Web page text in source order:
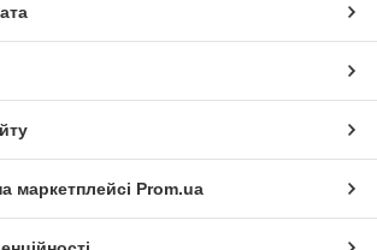
маркетплейсі Prom.ua